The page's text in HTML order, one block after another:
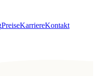
PreiseKarriereKontakt